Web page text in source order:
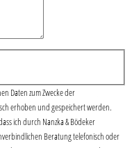
Daten zum Zwecke der
erhoben und gespeichert werden.
ich durch Nanzka & Bödeker
Beratung telefonisch oder